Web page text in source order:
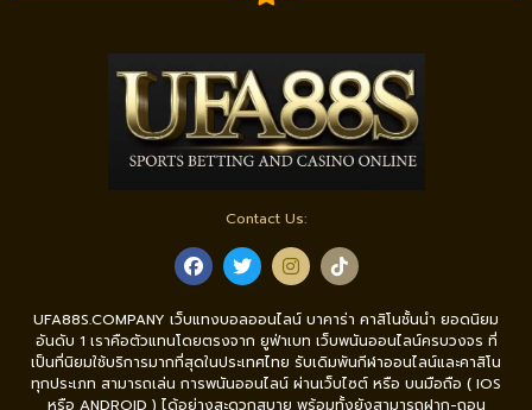
Contact Us:
UFA88S.COMPANY เว็บแทงบอลออนไลน์ บาคาร่า คาสิโนชั้นนำ ยอดนิยม
อันดับ 1 เราคือตัวแทนโดยตรงจาก ยูฟ่าเบท เว็บพนันออนไลน์ครบวงจร ที่
เป็นที่นิยมใช้บริการมากที่สุดในประเทศไทย รับเดิมพันกีฬาออนไลน์และคาสิโน
ทุกประเภท สามารถเล่น การพนันออนไลน์ ผ่านเว็บไซต์ หรือ บนมือถือ ( IOS